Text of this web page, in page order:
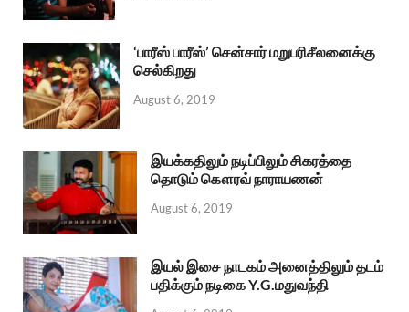
‘பாரீஸ் பாரீஸ்’ சென்சார் மறுபரிசீலனைக்கு
செல்கிறது
August 6, 2019
இயக்கதிலும் நடிப்பிலும் சிகரத்தை
தொடும் கௌரவ் நாராயணன்
August 6, 2019
இயல் இசை நாடகம் அனைத்திலும் தடம்
பதிக்கும் நடிகை Y.G.மதுவந்தி